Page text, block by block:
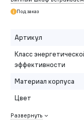
Под заказ
Артикул
Класс
эффективности
Материал корпуса
Цвет
Развернуть